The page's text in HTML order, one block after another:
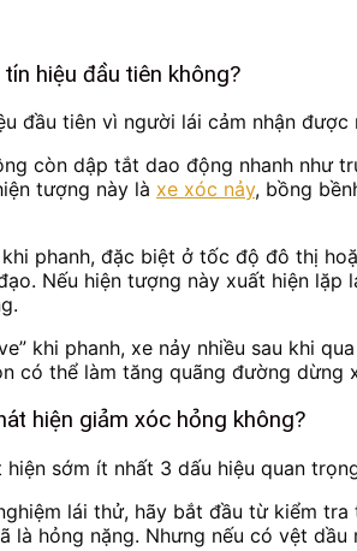
hiệu đầu tiên không?
đầu tiên vì người lái cảm nhận
còn dập tắt dao động nhanh như
tượng này là xe xóc nảy, bồng
phanh, đặc biệt ở tốc độ đô thị
Nếu hiện tượng này xuất hiện
khi phanh, xe nảy nhiều sau khi
có thể làm tăng quãng đường dừng
hiện giảm xóc hỏng không?
sớm ít nhất 3 dấu hiệu quan
lái thử, hãy bắt đầu từ kiểm
là hỏng nặng. Nhưng nếu có vệt